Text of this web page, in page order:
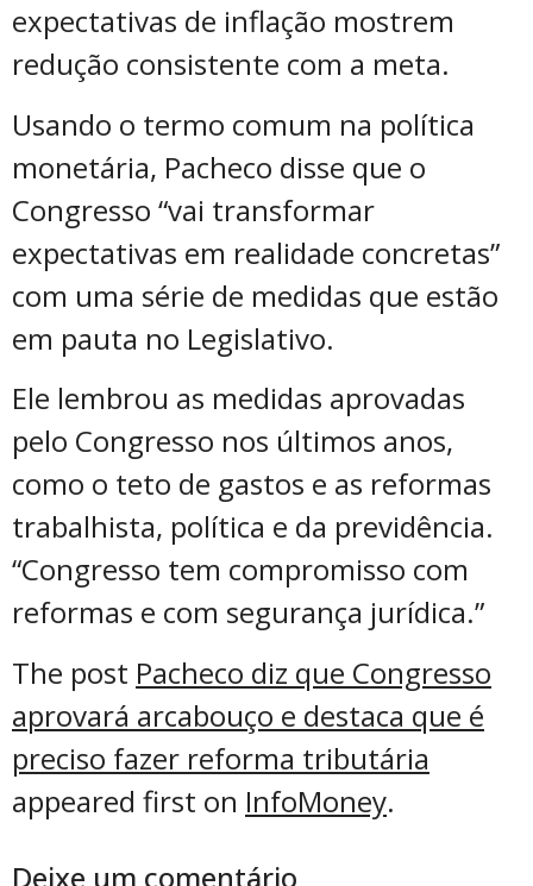
expectativas de inflação mostrem
redução consistente com a meta.
Usando o termo comum na política
monetária, Pacheco disse que o
Congresso “vai transformar
expectativas em realidade concretas”
com uma série de medidas que estão
em pauta no Legislativo.
Ele lembrou as medidas aprovadas
pelo Congresso nos últimos anos,
como o teto de gastos e as reformas
trabalhista, política e da previdência.
“Congresso tem compromisso com
reformas e com segurança jurídica.”
The post Pacheco diz que Congresso
aprovará arcabouço e destaca que é
preciso fazer reforma tributária
appeared first on InfoMoney.
Deixe um comentário